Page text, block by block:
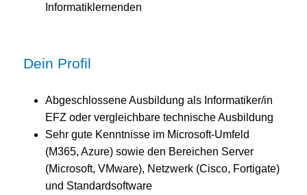
Informatiklernenden
Dein Profil
Abgeschlossene Ausbildung als Informatiker/in
EFZ oder vergleichbare technische Ausbildung
Sehr gute Kenntnisse im Microsoft-Umfeld
(M365, Azure) sowie den Bereichen Server
(Microsoft, VMware), Netzwerk (Cisco, Fortigate)
und Standardsoftware